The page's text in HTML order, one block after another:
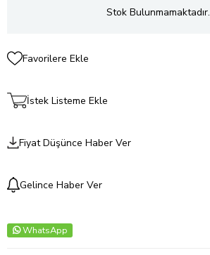
Stok Bulunmamaktadır.
Favorilere Ekle
İstek Listeme Ekle
Fiyat Düşünce Haber Ver
Gelince Haber Ver
WhatsApp